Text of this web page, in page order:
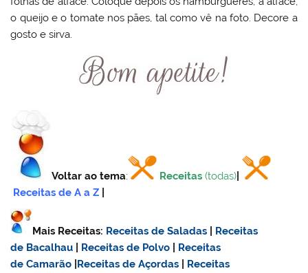
o queijo e o tomate nos pães, tal como vê na foto. Decore a
gosto e sirva.
Voltar ao tema: Receitas (todas)
Receitas de A a Z
Mais Receitas: Receitas de Saladas
Receitas
de Bacalhau
Receitas de Polvo
Receitas
de Camarão Receitas de Açordas
Receitas